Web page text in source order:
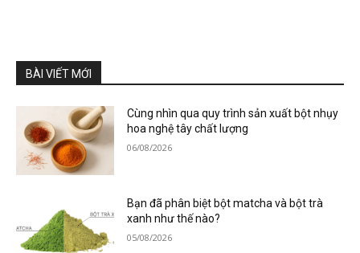
BÀI VIẾT MỚI
Cùng nhìn qua quy trình sản xuất bột nhụy
hoa nghệ tây chất lượng
06/08/2026
Bạn đã phân biệt bột matcha và bột trà
xanh như thế nào?
05/08/2026